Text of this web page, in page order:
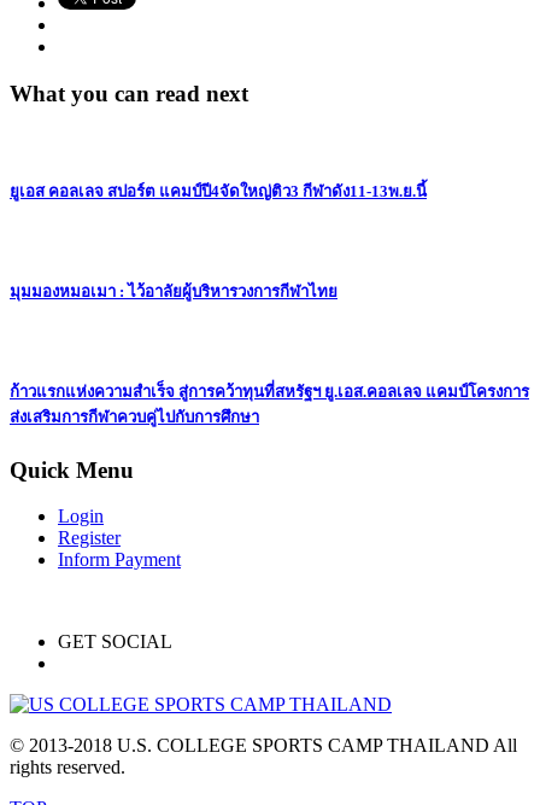
What you can read next
ยูเอส คอลเลจ สปอร์ต แคมป์ปี4จัดใหญ่ติว3 กีฬาดัง11-13พ.ย.นี้
มุมมองหมอเมา : ไว้อาลัยผู้บริหารวงการกีฬาไทย
ก้าวแรกแห่งความสำเร็จ สู่การคว้าทุนที่สหรัฐฯ ยู.เอส.คอลเลจ แคมป์โครงการ
ส่งเสริมการกีฬาควบคู่ไปกับการศึกษา
Quick Menu
Login
Register
Inform Payment
GET SOCIAL
© 2013-2018 U.S. COLLEGE SPORTS CAMP THAILAND All
rights reserved.